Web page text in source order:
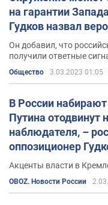
на гарантии
Гудков назвал
Он добавил, что
получили ответные
Общество 3.03.2023 01:05
В России
Путина отодвинут
наблюдателя, –
оппозиционер
Акценты власти в
OBOZ. Новости России